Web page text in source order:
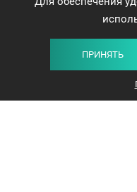
ПРИНЯТЬ